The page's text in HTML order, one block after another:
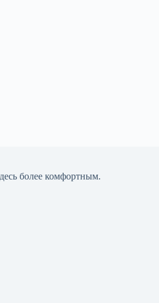
более комфортным.